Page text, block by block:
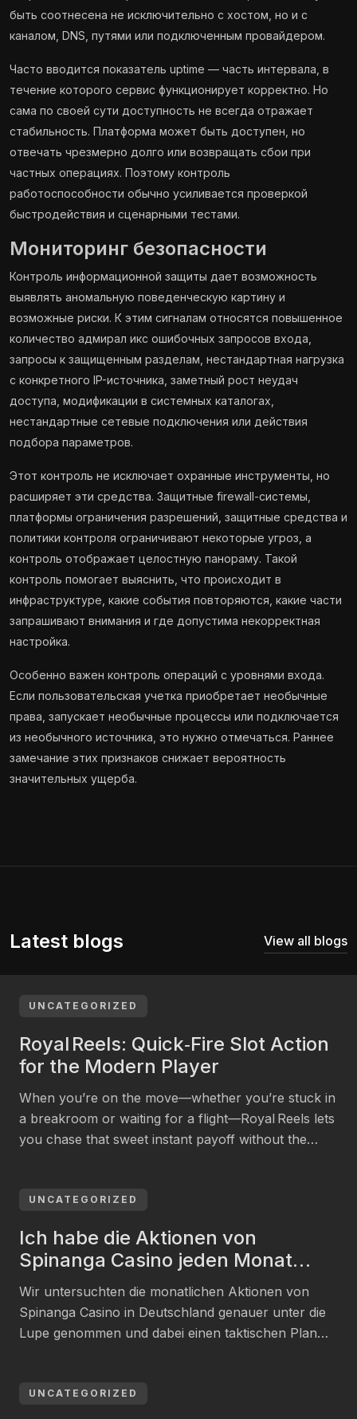
быть соотнесена не исключительно с хостом, но и с
каналом, DNS, путями или подключенным провайдером.
Часто вводится показатель uptime — часть интервала, в
течение которого сервис функционирует корректно. Но
сама по своей сути доступность не всегда отражает
стабильность. Платформа может быть доступен, но
отвечать чрезмерно долго или возвращать сбои при
частных операциях. Поэтому контроль
работоспособности обычно усиливается проверкой
быстродействия и сценарными тестами.
Мониторинг безопасности
Контроль информационной защиты дает возможность
выявлять аномальную поведенческую картину и
возможные риски. К этим сигналам относятся повышенное
количество адмирал икс ошибочных запросов входа,
запросы к защищенным разделам, нестандартная нагрузка
с конкретного IP-источника, заметный рост неудач
доступа, модификации в системных каталогах,
нестандартные сетевые подключения или действия
подбора параметров.
Этот контроль не исключает охранные инструменты, но
расширяет эти средства. Защитные firewall-системы,
платформы ограничения разрешений, защитные средства и
политики контроля ограничивают некоторые угроз, а
контроль отображает целостную панораму. Такой
контроль помогает выяснить, что происходит в
инфраструктуре, какие события повторяются, какие части
запрашивают внимания и где допустима некорректная
настройка.
Особенно важен контроль операций с уровнями входа.
Если пользовательская учетка приобретает необычные
права, запускает необычные процессы или подключается
из необычного источника, это нужно отмечаться. Раннее
замечание этих признаков снижает вероятность
значительных ущерба.
Latest blogs View all blogs
UNCATEGORIZED
Royal Reels: Quick‑Fire Slot Action
for the Modern Player
When you’re on the move—whether you’re stuck in
a breakroom or waiting for a flight—Royal Reels lets
you chase that sweet instant payoff without the
jackpot in seconds, and the mobile‑optimised site
UNCATEGORIZED
Ich habe die Aktionen von
Spinanga Casino jeden Monat
analysiert – Resultate aus
Deutschland
Wir untersuchten die monatlichen Aktionen von
Spinanga Casino in Deutschland genauer unter die
Lupe genommen und dabei einen taktischen Plan
https://sspinanga.com/de-de/. Jeden Monat gibt es
UNCATEGORIZED